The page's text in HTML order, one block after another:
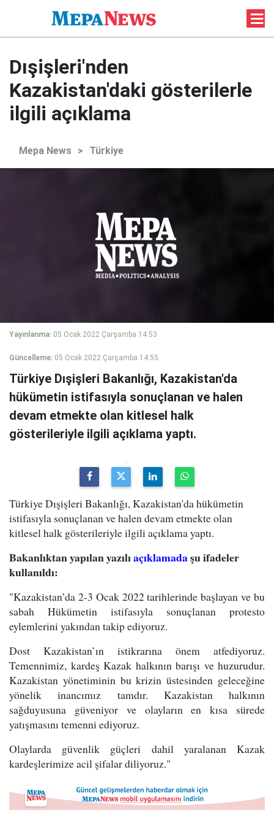
Dışişleri'nden
Kazakistan'daki gösterilerle
ilgili açıklama
Mepa News > Türkiye
Yayınlanma: 05 Ocak 2022 Çarşamba 14:53
Güncelleme: 05 Ocak 2022 Çarşamba 14:55
Türkiye Dışişleri Bakanlığı, Kazakistan'da
hükümetin istifasıyla sonuçlanan ve halen
devam etmekte olan kitlesel halk
gösterileriyle ilgili açıklama yaptı.
Türkiye Dışişleri Bakanlığı, Kazakistan'da hükümetin
istifasıyla sonuçlanan ve halen devam etmekte olan
kitlesel halk gösterileriyle ilgili açıklama yaptı.
Bakanlıktan yapılan yazılıaçıklamadaşu ifadeler
kullanıldı:
"Kazakistan’da 2-3 Ocak 2022 tarihlerinde başlayan ve bu
sabah Hükümetin istifasıyla sonuçlanan protesto
eylemlerini yakından takip ediyoruz.
Dost Kazakistan’ın istikrarına önem atfediyoruz.
Temennimiz, kardeş Kazak halkının barışı ve huzurudur.
Kazakistan yönetiminin bu krizin üstesinden geleceğine
yönelik inancımız tamdır. Kazakistan halkının
sağduyusuna güveniyor ve olayların en kısa sürede
yatışmasını temenni ediyoruz.
Olaylarda güvenlik güçleri dahil yaralanan Kazak
kardeşlerimize acil şifalar diliyoruz."